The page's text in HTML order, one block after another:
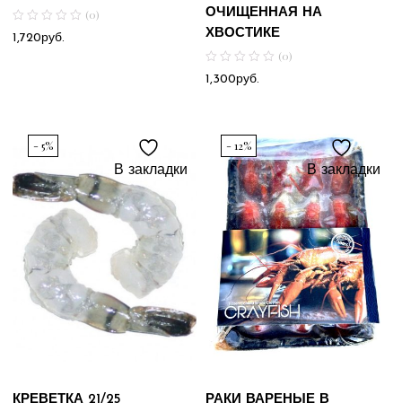
(0)
1,720руб.
ОЧИЩЕННАЯ НА
ХВОСТИКЕ
(0)
1,300руб.
- 5%
В закладки
КРЕВЕТКА 21/25
- 12%
В закладки
РАКИ ВАРЕНЫЕ В